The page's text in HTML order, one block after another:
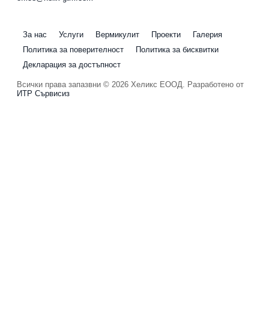
За нас Услуги Вермикулит Проекти
Галерия
Политика за поверителност
Политика за бисквитки
Декларация за достъпност
Всички права запазвни © 2026 Хеликс ЕООД. Разработено от
ИТР Сървисиз